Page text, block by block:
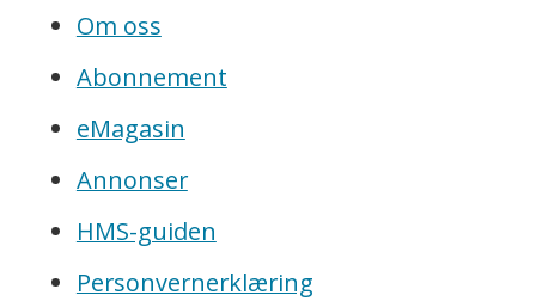
Om oss
Abonnement
eMagasin
Annonser
HMS-guiden
Personvernerklæring